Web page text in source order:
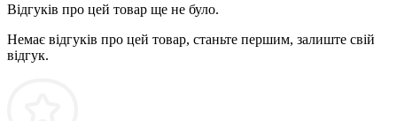
Відгуків про цей товар ще не було.
Немає відгуків про цей товар, станьте першим, залиште свій
відгук.